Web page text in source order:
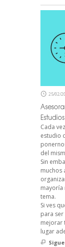
25/02/
Cada
estudio
del
Sin
muchos
mayoría
tema.
Si ves
para ser
mejorar
lugar